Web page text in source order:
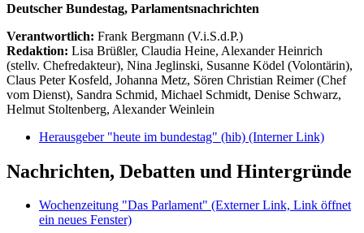
Deutscher Bundestag, Parlamentsnachrichten
Verantwortlich: Frank Bergmann (V.i.S.d.P.)
Redaktion: Lisa Brüßler, Claudia Heine, Alexander Heinrich
(stellv. Chefredakteur), Nina Jeglinski, Susanne Ködel (Volontärin),
Claus Peter Kosfeld, Johanna Metz, Sören Christian Reimer (Chef
vom Dienst), Sandra Schmid, Michael Schmidt, Denise Schwarz,
Helmut Stoltenberg, Alexander Weinlein
Herausgeber "heute im bundestag" (hib) (Interner Link)
Nachrichten, Debatten und Hintergründe
Wochenzeitung "Das Parlament" (Externer Link, Link öffnet
ein neues Fenster)